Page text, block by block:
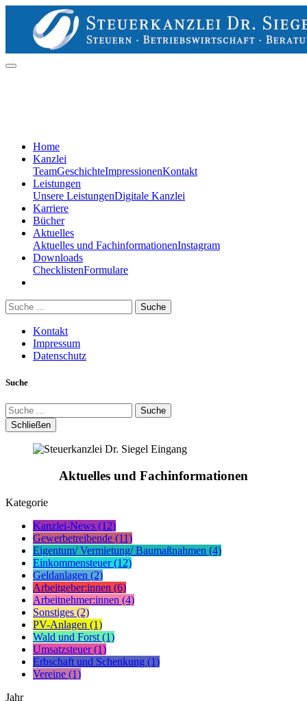
Home
Kanzlei
TeamGeschichteImpressionenKontakt
Leistungen
Unsere LeistungenDigitale Kanzlei
Karriere
Bücher
Aktuelles
Aktuelles und FachinformationenInstagram
Downloads
ChecklistenFormulare
Suche
Kontakt
Impressum
Datenschutz
Suche
Suche
Schließen
Aktuelles und Fachinformationen
Kategorie
Kanzlei-News (12)
Gewerbetreibende (11)
Eigentum/ Vermietung/ Baumaßnahmen (4)
Einkommensteuer (12)
Geldanlagen (2)
Arbeitgeber:innen (6)
Arbeitnehmer:innen (4)
Sonstiges (2)
PV-Anlagen (1)
Wald und Forst (1)
Umsatzsteuer (1)
Erbschaft und Schenkung (1)
Vereine (1)
Jahr